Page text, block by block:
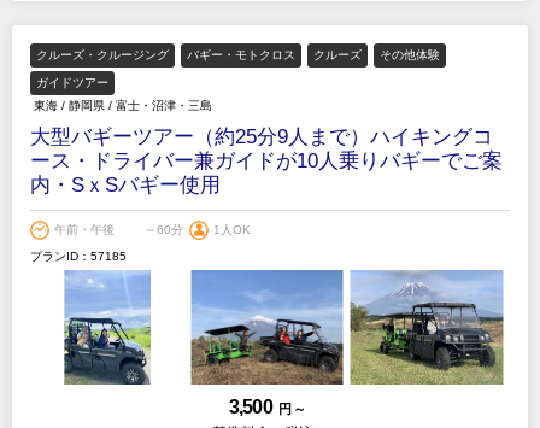
クルーズ・クルージング バギー・モトクロス クルーズ その他体験
ガイドツアー
東海 / 静岡県 / 富士・沼津・三島
大型バギーツアー（約25分9人まで）ハイキングコ
ース・ドライバー兼ガイドが10人乗りバギーでご案
内・SｘSバギー使用
午前・午後 ～60分
1人OK
プランID：57185
3,500 円 ～